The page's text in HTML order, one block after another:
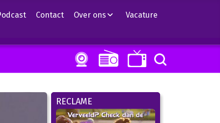
Contact Over ons Vacature
RECLAME